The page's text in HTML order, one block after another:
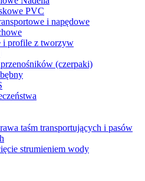
PVC
i napędowe
i profile z tworzyw
(czerpaki)
taśm transportujących i pasów
strumieniem wody